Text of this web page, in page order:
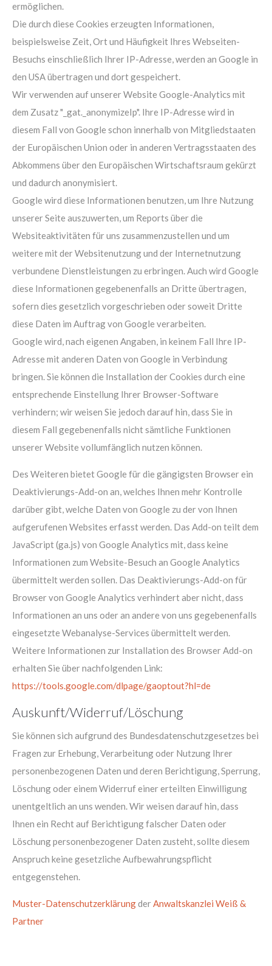
ermöglichen.
Die durch diese Cookies erzeugten Informationen,
beispielsweise Zeit, Ort und Häufigkeit Ihres Webseiten-
Besuchs einschließlich Ihrer IP-Adresse, werden an Google in
den USA übertragen und dort gespeichert.
Wir verwenden auf unserer Website Google-Analytics mit
dem Zusatz "_gat._anonymizeIp". Ihre IP-Adresse wird in
diesem Fall von Google schon innerhalb von Mitgliedstaaten
der Europäischen Union oder in anderen Vertragsstaaten des
Abkommens über den Europäischen Wirtschaftsraum gekürzt
und dadurch anonymisiert.
Google wird diese Informationen benutzen, um Ihre Nutzung
unserer Seite auszuwerten, um Reports über die
Websiteaktivitäten für uns zusammenzustellen und um
weitere mit der Websitenutzung und der Internetnutzung
verbundene Dienstleistungen zu erbringen. Auch wird Google
diese Informationen gegebenenfalls an Dritte übertragen,
sofern dies gesetzlich vorgeschrieben oder soweit Dritte
diese Daten im Auftrag von Google verarbeiten.
Google wird, nach eigenen Angaben, in keinem Fall Ihre IP-
Adresse mit anderen Daten von Google in Verbindung
bringen. Sie können die Installation der Cookies durch eine
entsprechende Einstellung Ihrer Browser-Software
verhindern; wir weisen Sie jedoch darauf hin, dass Sie in
diesem Fall gegebenenfalls nicht sämtliche Funktionen
unserer Website vollumfänglich nutzen können.
Des Weiteren bietet Google für die gängigsten Browser ein
Deaktivierungs-Add-on an, welches Ihnen mehr Kontrolle
darüber gibt, welche Daten von Google zu der von Ihnen
aufgerufenen Websites erfasst werden. Das Add-on teilt dem
JavaScript (ga.js) von Google Analytics mit, dass keine
Informationen zum Website-Besuch an Google Analytics
übermittelt werden sollen. Das Deaktivierungs-Add-on für
Browser von Google Analytics verhindert aber nicht, dass
Informationen an uns oder an andere von uns gegebenenfalls
eingesetzte Webanalyse-Services übermittelt werden.
Weitere Informationen zur Installation des Browser Add-on
erhalten Sie über nachfolgenden Link:
https://tools.google.com/dlpage/gaoptout?hl=de
Auskunft/Widerruf/Löschung
Sie können sich aufgrund des Bundesdatenschutzgesetzes bei
Fragen zur Erhebung, Verarbeitung oder Nutzung Ihrer
personenbezogenen Daten und deren Berichtigung, Sperrung,
Löschung oder einem Widerruf einer erteilten Einwilligung
unentgeltlich an uns wenden. Wir weisen darauf hin, dass
Ihnen ein Recht auf Berichtigung falscher Daten oder
Löschung personenbezogener Daten zusteht, sollte diesem
Anspruch keine gesetzliche Aufbewahrungspflicht
entgegenstehen.
Muster-DatenschutzerklärungderAnwaltskanzlei Weiß &
Partner